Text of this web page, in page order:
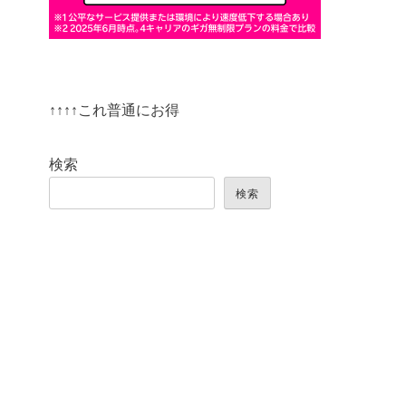
↑↑↑↑これ普通にお得
検索
検索